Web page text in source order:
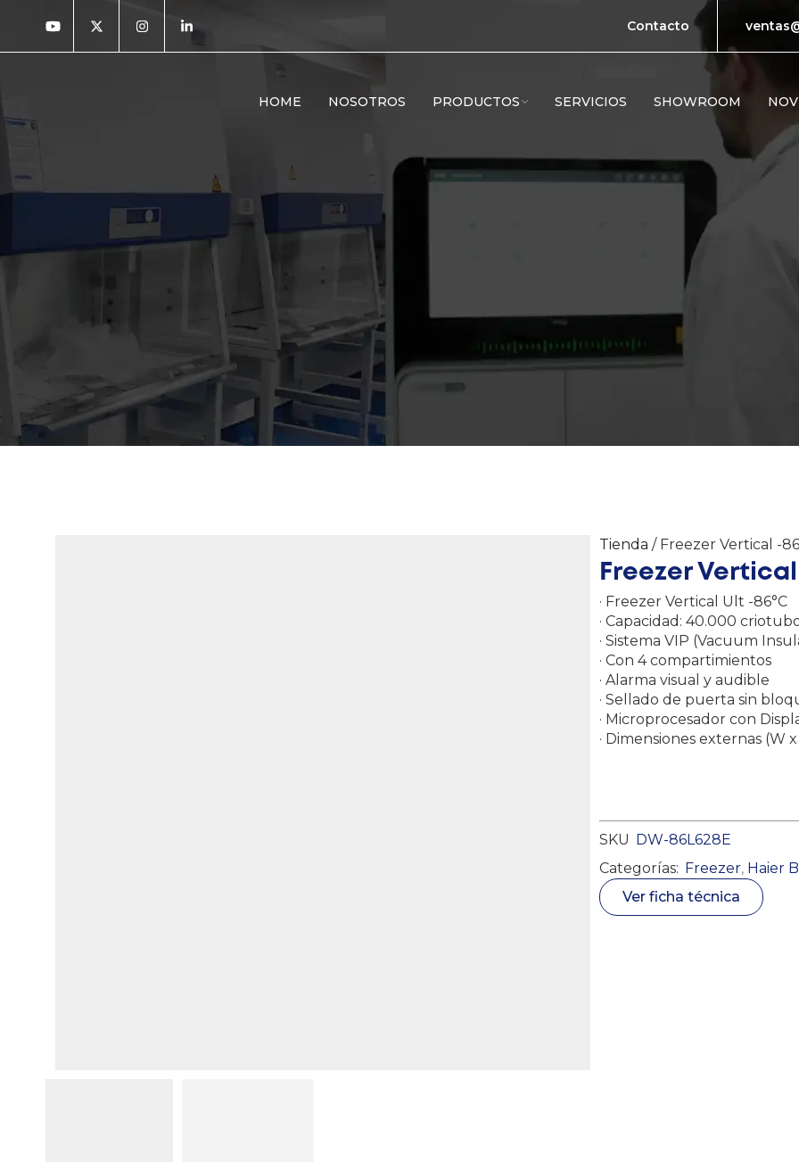
Contacto
HOME NOSOTROS PRODUCTOS SERVICIOS SHOWROOM
Tienda / Freezer Vertical -
Freezer Vertical
· Freezer Vertical Ult -86°C
· Capacidad: 40.000
· Sistema VIP (Vacuum
· Con 4 compartimientos
· Alarma visual y audible
· Sellado de puerta sin
· Microprocesador con
· Dimensiones externas (W
SKU DW-86L628E
Categorías: Freezer, Haier
Ver ficha técnica